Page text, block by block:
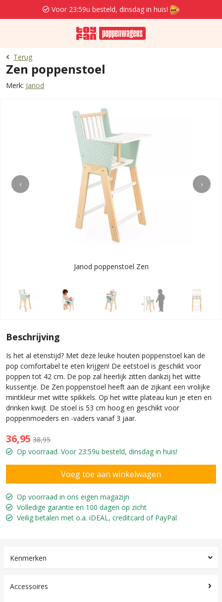
Voor 23:59u besteld, dinsdag in huis!
Terug
Zen poppenstoel
Merk: Janod
‹ ›
Janod poppenstoel Zen
Beschrijving
Is het al etenstijd? Met deze leuke houten poppenstoel kan de
pop comfortabel te eten krijgen! De eetstoel is geschikt voor
poppen tot 42 cm. De pop zal heerlijk zitten dankzij het witte
kussentje. De Zen poppenstoel heeft aan de zijkant een vrolijke
mintkleur met witte spikkels. Op het witte plateau kun je eten en
drinken kwijt. De stoel is 53 cm hoog en geschikt voor
poppenmoeders en -vaders vanaf 3 jaar.
36,95 38,95
Op voorraad. Voor 23:59u besteld, dinsdag in huis!
Op voorraad in ons eigen magazijn
Volledige garantie en 100 dagen op zicht
Veilig betalen met o.a. iDEAL, creditcard of PayPal
Kenmerken
Accessoires